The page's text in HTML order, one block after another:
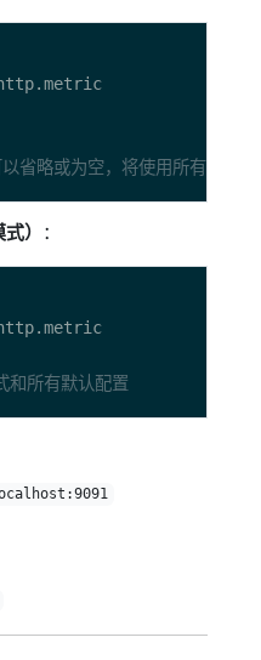
略或为空，将使用所有默认值
） ：
所有默认配置